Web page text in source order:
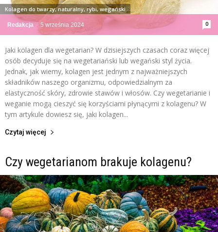
Redakcja - 5 września 2024 0
Kolagen do twarzy, naturalny, rybi, wegański
Jaki kolagen dla wegetarian? W dzisiejszych czasach coraz więcej
osób decyduje się na wegetariański lub wegański styl życia.
Jednak, jak wiemy, kolagen jest jednym z najważniejszych
składników naszego organizmu, odpowiedzialnym za
elastyczność skóry, zdrowie stawów i włosów. Czy wegetarianie i
weganie mogą cieszyć się korzyściami płynącymi z kolagenu? W
tym artykule dowiesz się, jaki kolagen...
Czytaj więcej
Czy wegetarianom brakuje kolagenu?